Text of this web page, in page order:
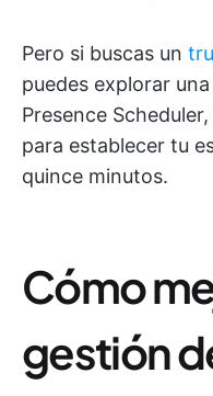
Pero si buscas un
puedes explorar
Presence
para establecer tu
quince minutos.
Cómo
gestión